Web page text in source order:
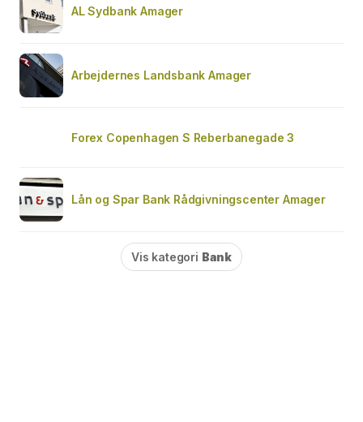
AL Sydbank Amager
Arbejdernes Landsbank Amager
Forex Copenhagen S Reberbanegade 3
Lån og Spar Bank Rådgivningscenter Amager
Vis kategori Bank